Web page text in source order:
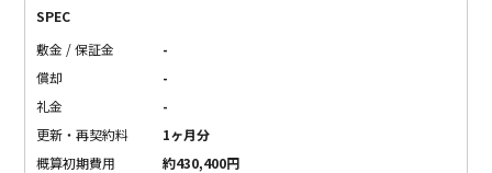
SPEC
敷金 / 保証金
-
償却
-
礼金
-
更新・再契約料
1ヶ月分
概算初期費用
約430,400円